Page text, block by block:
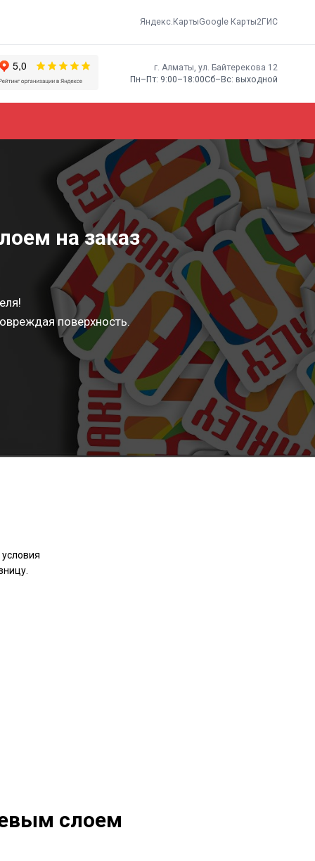
Яндекс.КартыGoogle Карты2ГИС
г. Алматы, ​ул. Байтерекова 12
Пн–Пт: 9:00–18:00Сб–Вс: выходной
на заказ
поверхность.
слоем